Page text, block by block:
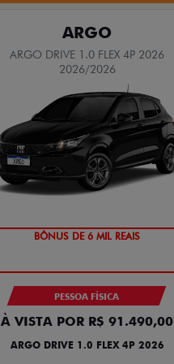
ARGO
ARGO DRIVE 1.0 FLEX 4P 2026
2026/2026
TAXA ZERO
PESSOA FÍSICA
À VISTA POR R$ 91.490,00
ARGO DRIVE 1.0 FLEX 4P 2026